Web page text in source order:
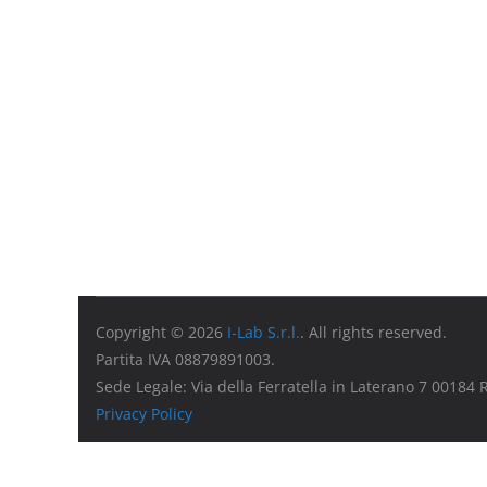
Copyright © 2026 I-Lab S.r.l.. All rights reserved.
Partita IVA 08879891003.
Sede Legale: Via della Ferratella in Laterano 7 00184
Privacy Policy